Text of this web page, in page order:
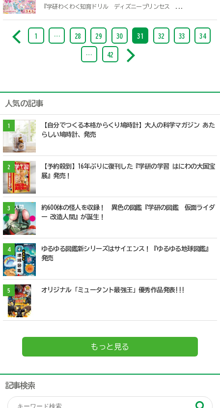
『学研わくわく知育ドリル ディズニープリンセス ...
1 … 28 29 30 31 32 33 34
… 42
人気の記事
1
【自分でつくる本格からくり鳩時計】大人の科学マガジン あた
らしい鳩時計、発売
2
【予約殺到】16年ぶりに復刊した『学研の学習 はにわの大国宝
展』発売！
3
約600体の怪人を収録！ 異色の図鑑『学研の図鑑 仮面ライダ
ー 改造人間』が誕生！
4
ゆるゆる図鑑新シリーズはサイエンス！『ゆるゆる地球図鑑』
発売
5 オリジナル「ミュータント最強王」優秀作品発表!!!
もっと見る
記事検索